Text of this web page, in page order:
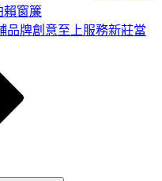
賴窗簾
品牌創意至上服務新莊當